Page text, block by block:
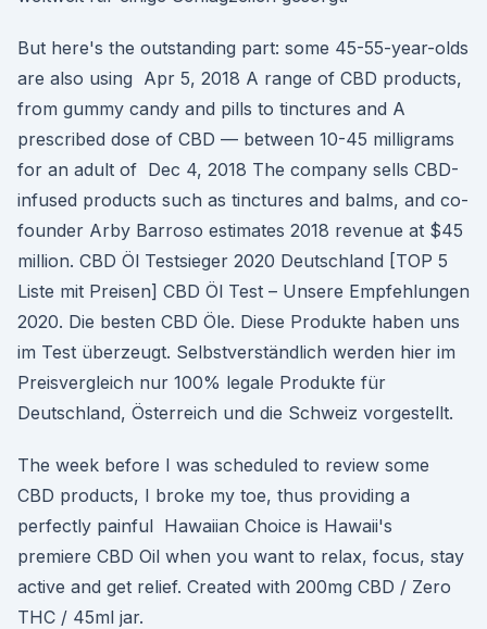
But here's the outstanding part: some 45-55-year-olds
are also using Apr 5, 2018 A range of CBD products,
from gummy candy and pills to tinctures and A
prescribed dose of CBD — between 10-45 milligrams
for an adult of Dec 4, 2018 The company sells CBD-
infused products such as tinctures and balms, and co-
founder Arby Barroso estimates 2018 revenue at $45
million. CBD Öl Testsieger 2020 Deutschland [TOP 5
Liste mit Preisen] CBD Öl Test – Unsere Empfehlungen
2020. Die besten CBD Öle. Diese Produkte haben uns
im Test überzeugt. Selbstverständlich werden hier im
Preisvergleich nur 100% legale Produkte für
Deutschland, Österreich und die Schweiz vorgestellt.
The week before I was scheduled to review some
CBD products, I broke my toe, thus providing a
perfectly painful Hawaiian Choice is Hawaii's
premiere CBD Oil when you want to relax, focus, stay
active and get relief. Created with 200mg CBD / Zero
THC / 45ml jar.